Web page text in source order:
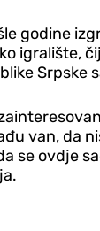
godine
igralište,
Srpske
van, da
se ovdje